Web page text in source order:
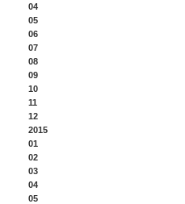
04
05
06
07
08
09
10
11
12
2015
01
02
03
04
05